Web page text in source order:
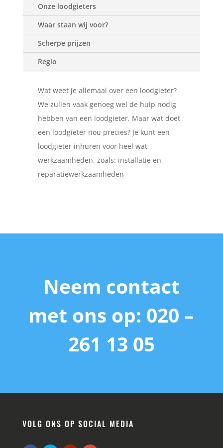
Onze loodgieters
Waar staan wij voor?
Scherpe prijzen
Regio
Wat weet je allemaal over een loodgieter?
We zullen vaak genoeg wel de hulp nodig
hebben van een loodgieter. Maar wat doet
een loodgieter nou precies? Je kunt een
loodgieter inhuren voor heel wat
werkzaamheden, zoals: installatie en
reparatiewerkzaamheden
Neem contact
met ons op: 020 –
261 13 05
VOLG ONS OP SOCIAL MEDIA